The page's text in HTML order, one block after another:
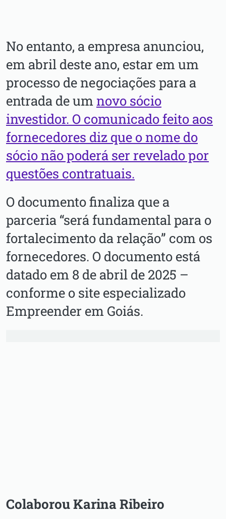
No entanto, a empresa anunciou,
em abril deste ano, estar em um
processo de negociações para a
entrada de um novo sócio
investidor. O comunicado feito aos
fornecedores diz que o nome do
sócio não poderá ser revelado por
questões contratuais.
O documento finaliza que a
parceria “será fundamental para o
fortalecimento da relação” com os
fornecedores. O documento está
datado em 8 de abril de 2025 –
conforme o site especializado
Empreender em Goiás.
Colaborou Karina Ribeiro